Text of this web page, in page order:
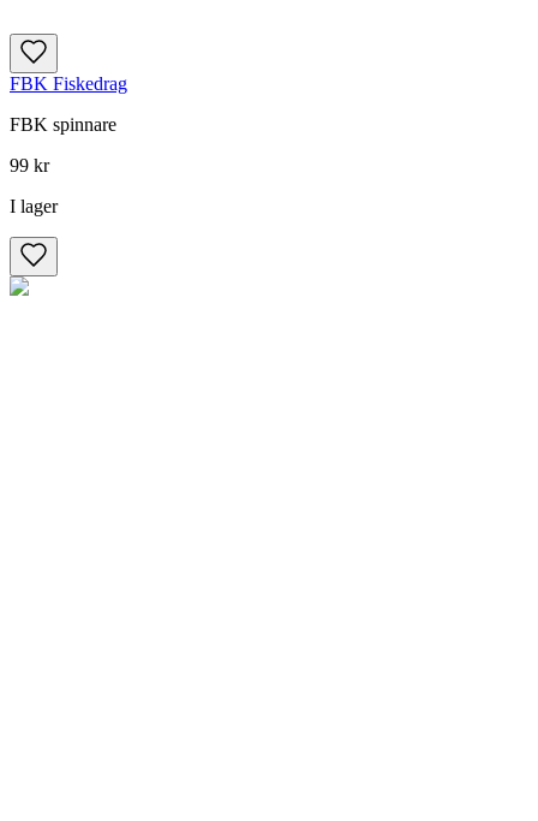
FBK Fiskedrag
FBK spinnare
99 kr
I lager